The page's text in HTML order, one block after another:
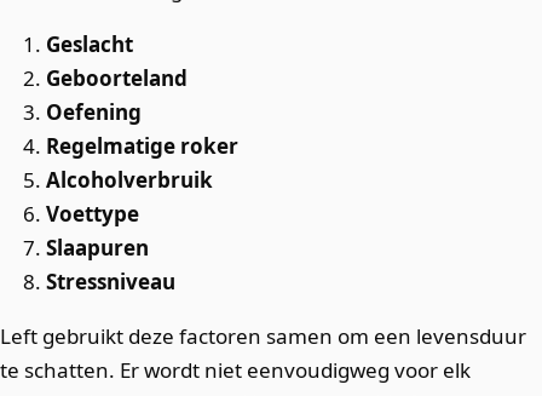
Geslacht
Geboorteland
Oefening
Regelmatige roker
Alcoholverbruik
Voettype
Slaapuren
Stressniveau
Left gebruikt deze factoren samen om een levensduur
te schatten. Er wordt niet eenvoudigweg voor elk